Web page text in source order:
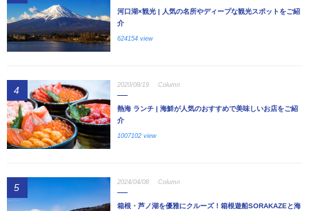
河口湖×観光 | 人気の名所やディープな観光スポットをご紹
介
624154 view
4 2020/08/19 Column
熱海 ランチ | 海鮮が人気のおすすめで美味しいお店をご紹
介
1007102 view
5 2024/04/08 Column
箱根・芦ノ湖を優雅にクルーズ！箱根遊船SORAKAZEと海